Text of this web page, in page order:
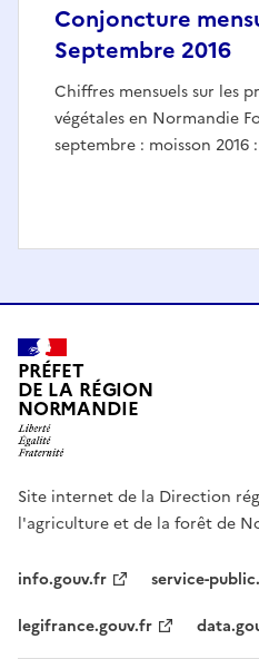
Conjoncture
Septembre 2016
Chiffres mensuels sur les
végétales en Normandie
septembre : moisson 2016
PRÉFET
DE LA RÉGION
NORMANDIE
Site internet de la Direction
l'agriculture et de la forêt de
info.gouv.fr
service-
legifrance.gouv.fr